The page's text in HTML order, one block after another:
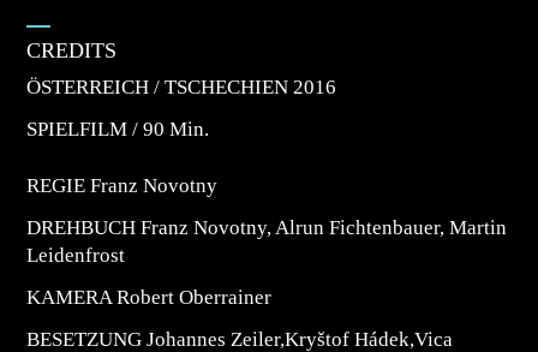
CREDITS
ÖSTERREICH / TSCHECHIEN 2016
SPIELFILM/ 90 Min.
REGIEFranz Novotny
DREHBUCH Franz Novotny, Alrun Fichtenbauer, Martin
Leidenfrost
KAMERA Robert Oberrainer
BESETZUNGJohannes Zeiler,Kryštof Hádek,Vica